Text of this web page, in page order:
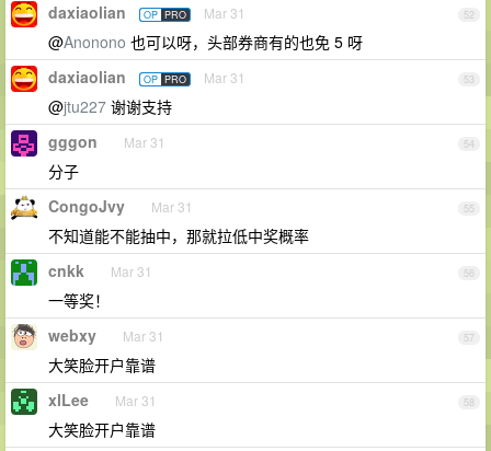
52
daxiaolian OP PRO Mar 31
@Anonono 也可以呀，头部券商有的也免 5 呀
53
daxiaolian OP PRO Mar 31
@jtu227 谢谢支持
54
gggon Mar 31
分子
55
CongoJvy Mar 31
不知道能不能抽中，那就拉低中奖概率
56
cnkk Mar 31
一等奖！
57
webxy Mar 31
大笑脸开户靠谱
58
xlLee Mar 31
大笑脸开户靠谱